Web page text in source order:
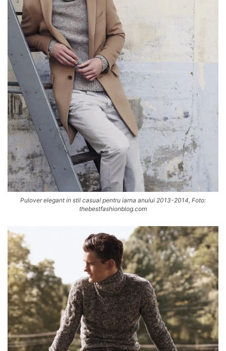
Pulover elegant in stil casual pentru iarna anului 2013-2014, Foto:
thebestfashionblog.com